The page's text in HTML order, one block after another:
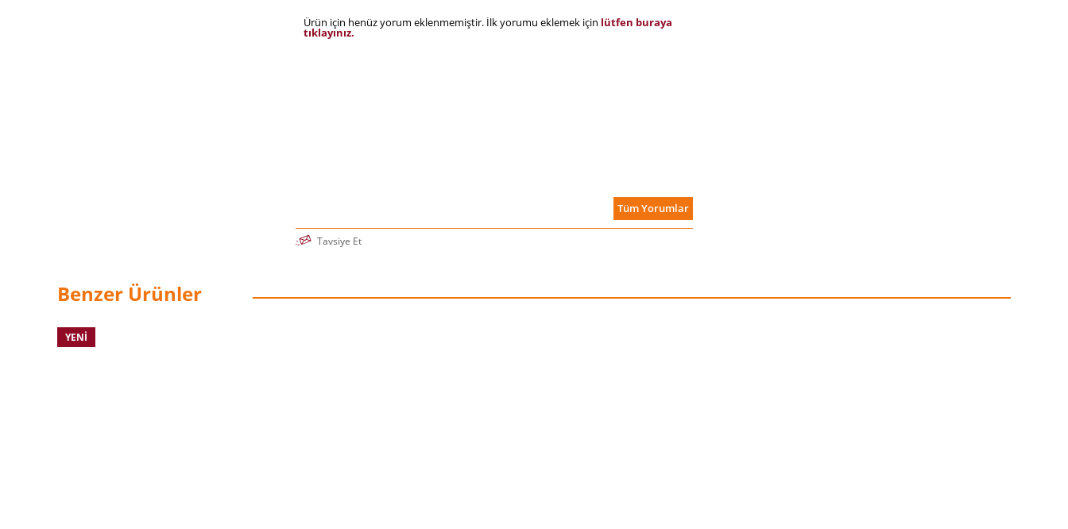
Ürün için henüz yorum eklenmemiştir. İlk yorumu eklemek için lütfen buraya
tıklayınız.
Tüm Yorumlar
Tavsiye Et
Benzer Ürünler
YENI